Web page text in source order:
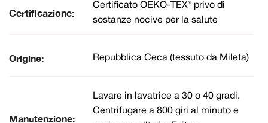
Certificazione:
Certificato OEKO-TEX® privo di
sostanze nocive per la salute
Origine: Repubblica Ceca (tessuto da Mileta)
Manutenzione:
Lavare in lavatrice a 30 o 40 gradi.
Centrifugare a 800 giri al minuto e